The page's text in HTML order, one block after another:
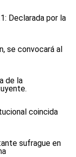
Declarada por la
se convocará al
de la
coincida
sufrague en